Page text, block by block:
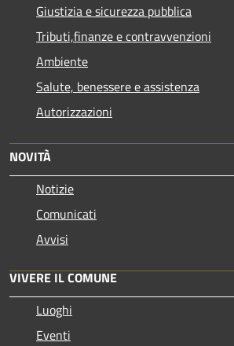
Giustizia e sicurezza pubblica
Tributi,finanze e contravvenzioni
Ambiente
Salute, benessere e assistenza
Autorizzazioni
NOVITÀ
Notizie
Comunicati
Avvisi
VIVERE IL COMUNE
Luoghi
Eventi